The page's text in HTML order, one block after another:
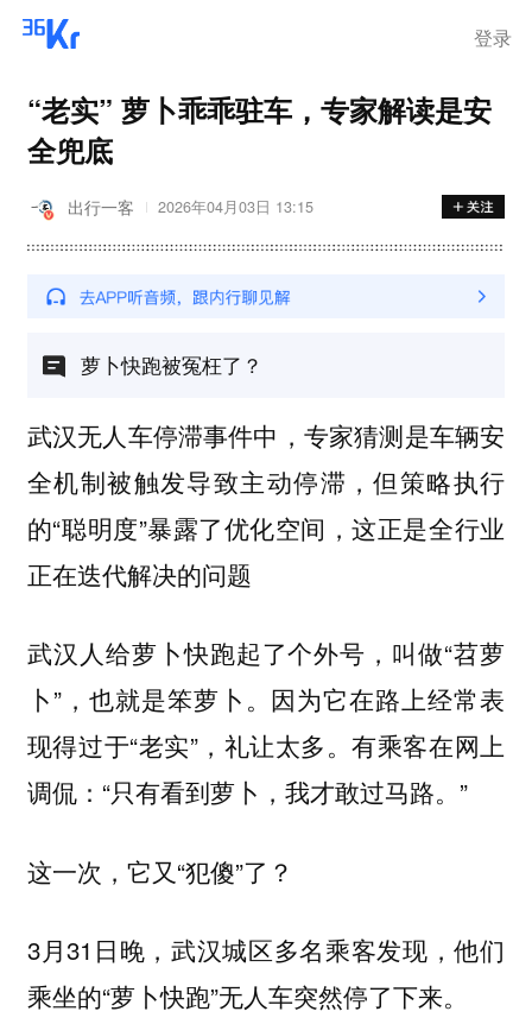
登录
“老实” 萝卜乖乖驻车，专家解读是安
全兜底
出行一客 2026年04月03日 13:15
萝卜快跑被冤枉了？
武汉无人车停滞事件中，专家猜测是车辆安
全机制被触发导致主动停滞，但策略执行
的“聪明度”暴露了优化空间，这正是全行业
正在迭代解决的问题
武汉人给萝卜快跑起了个外号，叫做“苕萝
卜”，也就是笨萝卜。因为它在路上经常表
现得过于“老实”，礼让太多。有乘客在网上
调侃：“只有看到萝卜，我才敢过马路。”
这一次，它又“犯傻”了？
3月31日晚，武汉城区多名乘客发现，他们
乘坐的“萝卜快跑”无人车突然停了下来。